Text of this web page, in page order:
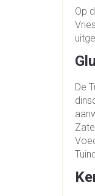
Op
De